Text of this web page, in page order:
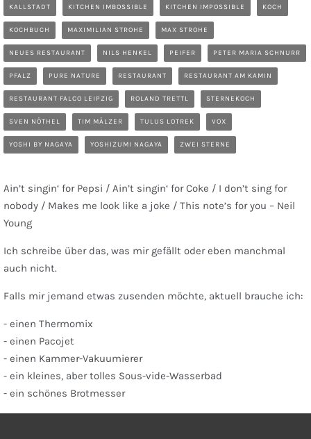
KALLSTADT KITCHEN IMBOSSIBLE KITCHEN IMPOSSIBLE KOCH
KOCHBUCH MAXIMILIAN STROHE MAX STROHE
NEUES RESTAURANT NILS HENKEL PEIFER PETER MARIA SCHNURR
PFALZ PURE NATURE RESTAURANT RESTAURANT AM KAMIN
RESTAURANT FALCO LEIPZIG ROLAND TRETTL STERNEKOCH
SVEN NÖTHEL TIM MÄLZER TULUS LOTREK VOX
YOSHI BY NAGAYA YOSHIZUMI NAGAYA ZWEI STERNE
Ain’t singin‘ for Pepsi / Ain’t singin‘ for Coke / I don’t sing for
nobody / Makes me look like a joke / This note’s for you – Neil
Young
Ich schreibe über das, was mir gefällt oder eben manchmal
auch nicht.
Falls mir jemand etwas zusenden möchte, aktuell brauche ich:
- einen Thermomix
- einen Pacojet
- einen Kammer-Vakuumierer
- ein kleines, aber tolles Sous-vide-Wasserbad
- ein schönes Brotmesser